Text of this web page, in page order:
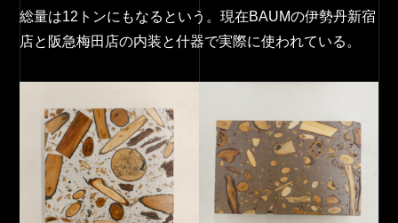
総量は12トンにもなるという。現在BAUMの伊勢丹新宿
店と阪急梅田店の内装と什器で実際に使われている。